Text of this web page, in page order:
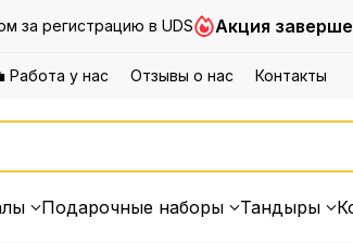
за регистрацию в UDS Акция
Работа у нас Отзывы о нас Контакты
Подарочные наборы Тандыры